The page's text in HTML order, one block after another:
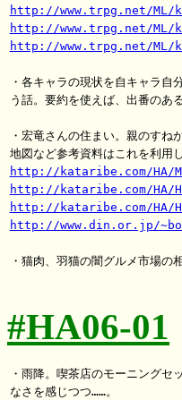
http://www.trpg.net/ML/
http://www.trpg.net/ML/
http://www.trpg.net/ML/
・各キャラの現状を自キャラ
う話。要約を使えば、出番のあ
・宏竜さんの住まい。親のすね
http://kataribe.com/HA/
http://kataribe.com/HA/
http://kataribe.com/HA/
http://www.din.or.jp/
・猫肉、羽猫の闇グルメ市場の
#HA06-01
・雨降。喫茶店のモーニングセ
なさを感じつつ……。